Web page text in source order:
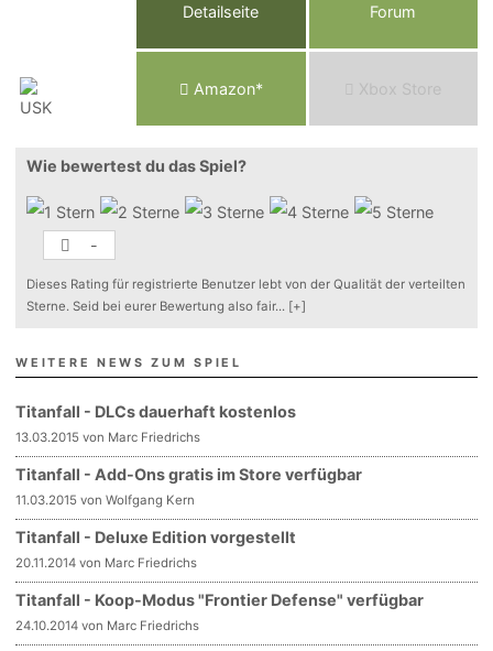
Detailseite Forum
Amazon* Xbox Store
Wie bewertest du das Spiel?
-
Dieses Rating für registrierte Benutzer lebt von der Qualität der verteilten
Sterne. Seid bei eurer Bewertung also fair... [+]
WEITERE NEWS ZUM SPIEL
Titanfall - DLCs dauerhaft kostenlos
13.03.2015 von Marc Friedrichs
Titanfall - Add-Ons gratis im Store verfügbar
11.03.2015 von Wolfgang Kern
Titanfall - Deluxe Edition vorgestellt
20.11.2014 von Marc Friedrichs
Titanfall - Koop-Modus "Frontier Defense" verfügbar
24.10.2014 von Marc Friedrichs